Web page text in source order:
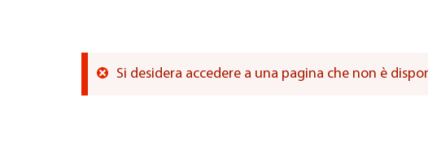
RIVISTA SPECIALIZZATAMessaggio
Si desidera accedere a una pagina che non è